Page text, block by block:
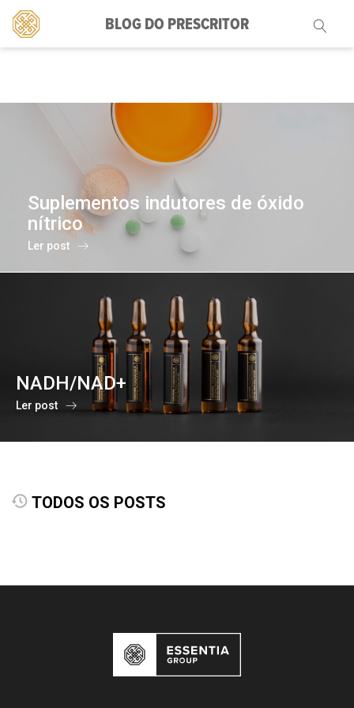
BLOG DO PRESCRITOR
Pesquisar
por:
Suplementos indutores de óxido
nítrico
Ler post
NADH/NAD+
Ler post
TODOS OS POSTS